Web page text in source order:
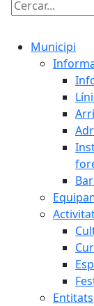
Cercar:
Municipi
Entitats